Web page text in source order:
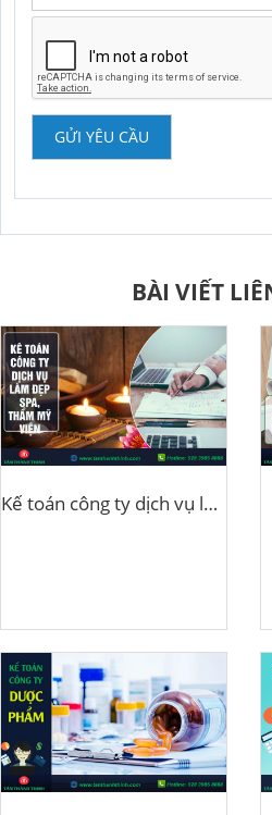
GỬI YÊU CẦU
BÀI VIẾT
Kế toán công ty dịch vụ làm đẹp